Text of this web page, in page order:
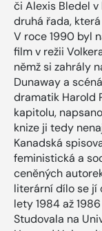
či Alexis Bledel
druhá řada,
V roce 1990 byl
film v režii
němž si zahrály
Dunaway a
dramatik Harold
kapitolu,
knize ji tedy
Kanadská
feministická a
ceněných
literární dílo se jí
lety 1984 až
Studovala na